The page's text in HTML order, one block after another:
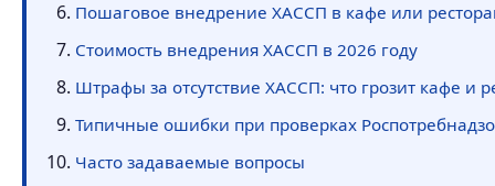
Пошаговое внедрение ХАССП в кафе или
Стоимость внедрения ХАССП в 2026 году
Штрафы за отсутствие ХАССП: что грозит кафе и
Типичные ошибки при проверках
Часто задаваемые вопросы